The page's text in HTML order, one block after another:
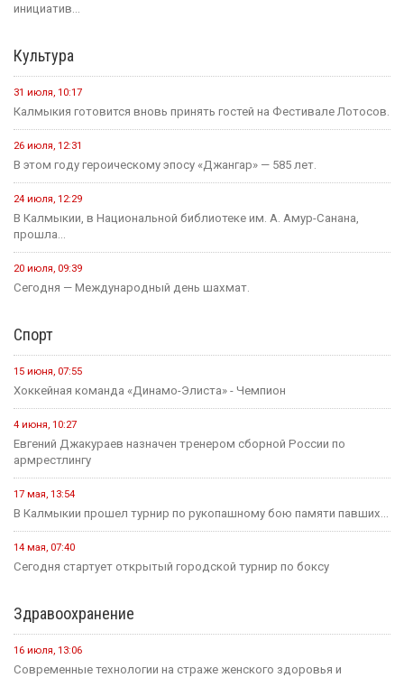
инициатив...
Культура
31 июля, 10:17
Калмыкия готовится вновь принять гостей на Фестивале Лотосов.
26 июля, 12:31
В этом году героическому эпосу «Джангар» — 585 лет.
24 июля, 12:29
В Калмыкии, в Национальной библиотеке им. А. Амур-Санана,
прошла...
20 июля, 09:39
Сегодня — Международный день шахмат.
Спорт
15 июня, 07:55
Хоккейная команда «Динамо-Элиста» - Чемпион
4 июня, 10:27
Евгений Джакураев назначен тренером сборной России по
армрестлингу
17 мая, 13:54
В Калмыкии прошел турнир по рукопашному бою памяти павших...
14 мая, 07:40
Сегодня стартует открытый городской турнир по боксу
Здравоохранение
16 июля, 13:06
Современные технологии на страже женского здоровья и